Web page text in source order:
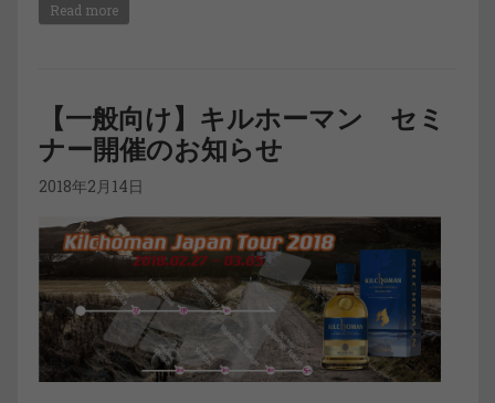
Read more
【一般向け】キルホーマン セミ
ナー開催のお知らせ
2018年2月14日